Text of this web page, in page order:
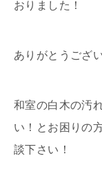
おりました！
ありがとうござ
和室の白木の汚
い！とお困りの
談下さい！